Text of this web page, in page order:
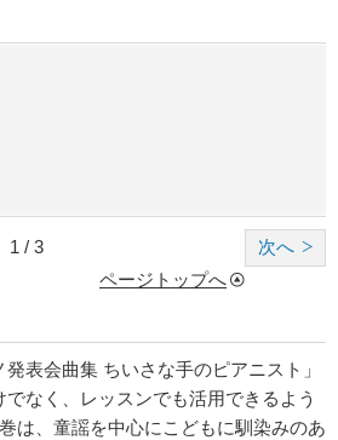
次へ
1 / 3
ページトップへ
発表会曲集 ちいさな手のピアニスト」
なく、レッスンでも活用できるよう
は、童謡を中心にこどもに馴染みのあ